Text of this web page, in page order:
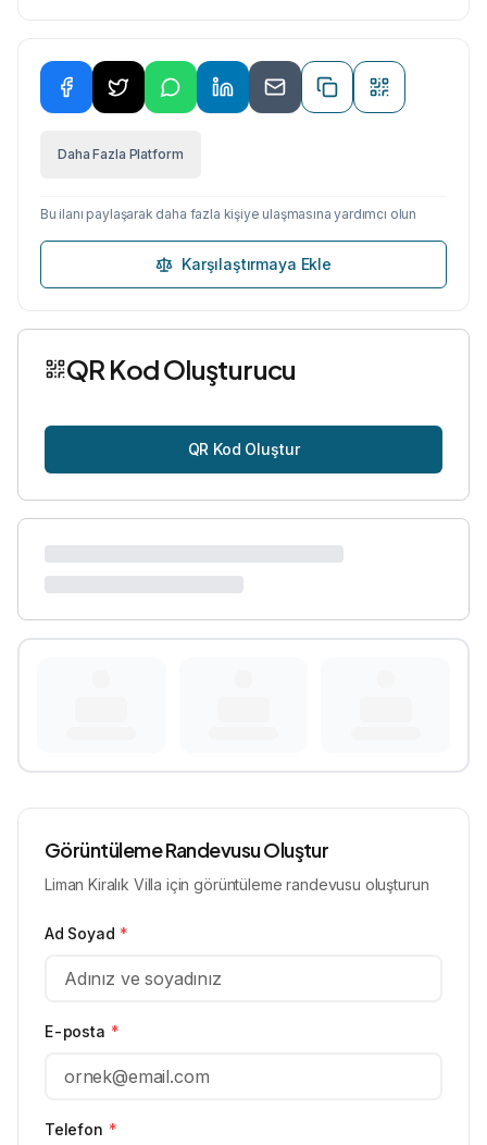
Daha Fazla Platform
Bu ilanı paylaşarak daha fazla kişiye ulaşmasına yardımcı olun
Karşılaştırmaya Ekle
QR Kod Oluşturucu
QR Kod Oluştur
Görüntüleme Randevusu Oluştur
Liman Kiralık Villa için görüntüleme randevusu oluşturun
Ad Soyad *
E-posta *
Telefon *